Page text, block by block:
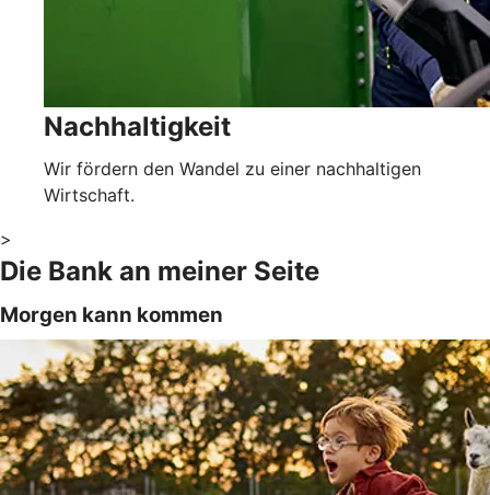
Nachhaltigkeit
Wir fördern den Wandel zu einer nachhaltigen
Wirtschaft.
>
Die Bank an meiner Seite
Morgen kann kommen